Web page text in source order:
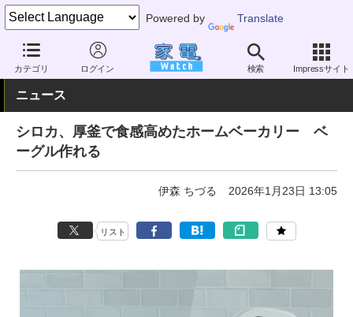
Powered by Translate
カテゴリ ログイン 検索 Impressサイト
家電 Watch 生活家電 キッチン家電 ホームベーカリー
ニュース
シロカ、厚釜で食感高めたホームベーカリー ベ
ーグル作れる
伊森 ちづる 2026年1月23日 13:05
リスト